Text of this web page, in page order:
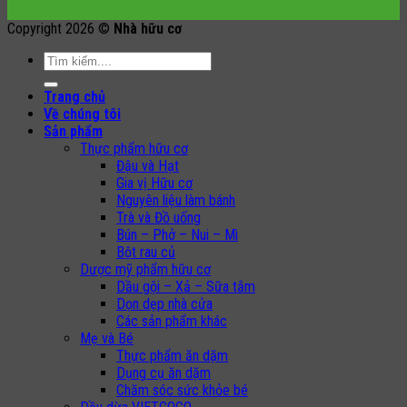
Copyright 2026 © Nhà hữu cơ
Search
for:
Trang chủ
Về chúng tôi
Sản phẩm
Thực phẩm hữu cơ
Đậu và Hạt
Gia vị Hữu cơ
Nguyên liệu làm bánh
Trà và Đồ uống
Bún – Phở – Nui – Mì
Bột rau củ
Dược mỹ phẩm hữu cơ
Dầu gội – Xả – Sữa tắm
Dọn dẹp nhà cửa
Các sản phẩm khác
Mẹ và Bé
Thực phẩm ăn dặm
Dụng cụ ăn dặm
Chăm sóc sức khỏe bé